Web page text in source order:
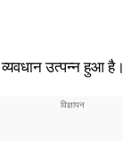
उत्पन्न हुआ है।